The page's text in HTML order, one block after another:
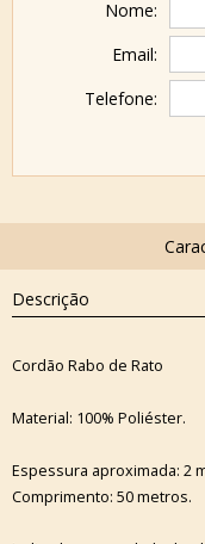
Nome:
Email:
Telefone:
Descrição
Cordão Rabo de Rato
Material: 100% Poliéster.
Espessura aproximada: 2
Comprimento: 50 metros.